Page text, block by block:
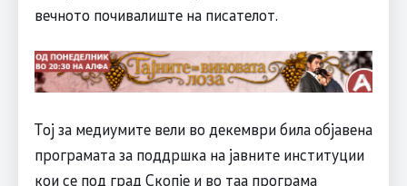
вечното почивалиште на писателот.
Тој за медиумите вели во декември била објавена
програмата за поддршка на јавните институции
кои се под град Скопје и во таа програма